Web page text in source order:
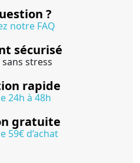
?
notre FAQ
sécurisé
stress
rapide
24h à 48h
gratuite
59€ d’achat